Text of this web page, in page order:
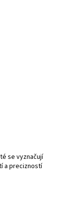
se vyznačují
a precizností